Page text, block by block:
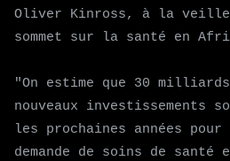
Oliver Kinross, à la veille
sommet sur la santé en
"On estime que 30
nouveaux investissements
les prochaines années
demande de soins de